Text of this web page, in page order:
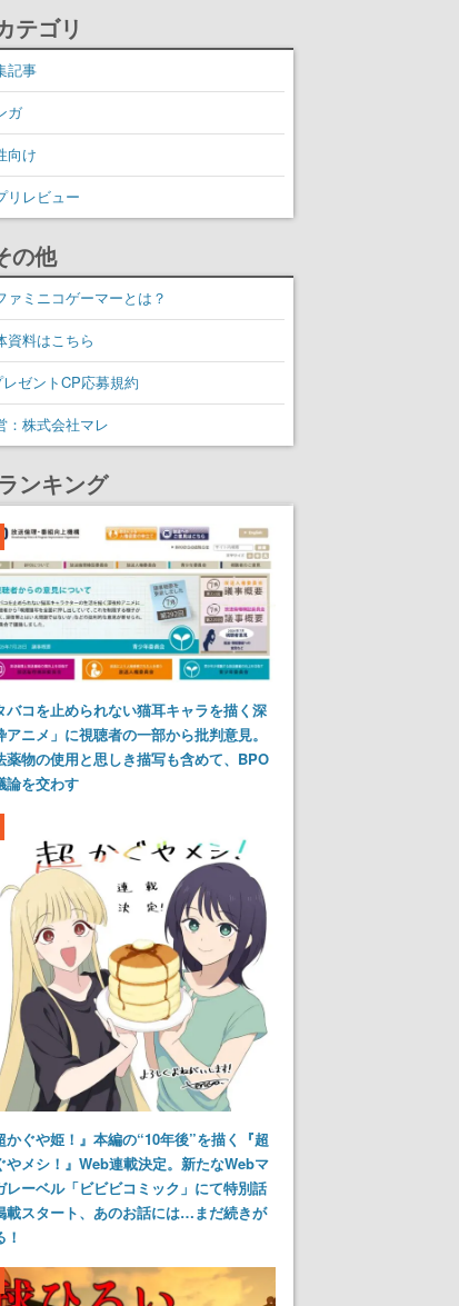
テゴリ
記事
ガ
向け
リレビュー
の他
ァミニコゲーマーとは？
資料はこちら
ゼントCP応募規約
：株式会社マレ
ランキング
バコを止められない猫耳キャラを描く深
アニメ」に視聴者の一部から批判意見。
薬物の使用と思しき描写も含めて、BPO
論を交わす
かぐや姫！』本編の“10年後”を描く『超
やメシ！』Web連載決定。新たなWebマ
レーベル「ビビビコミック」にて特別話
載スタート、あのお話には…まだ続きが